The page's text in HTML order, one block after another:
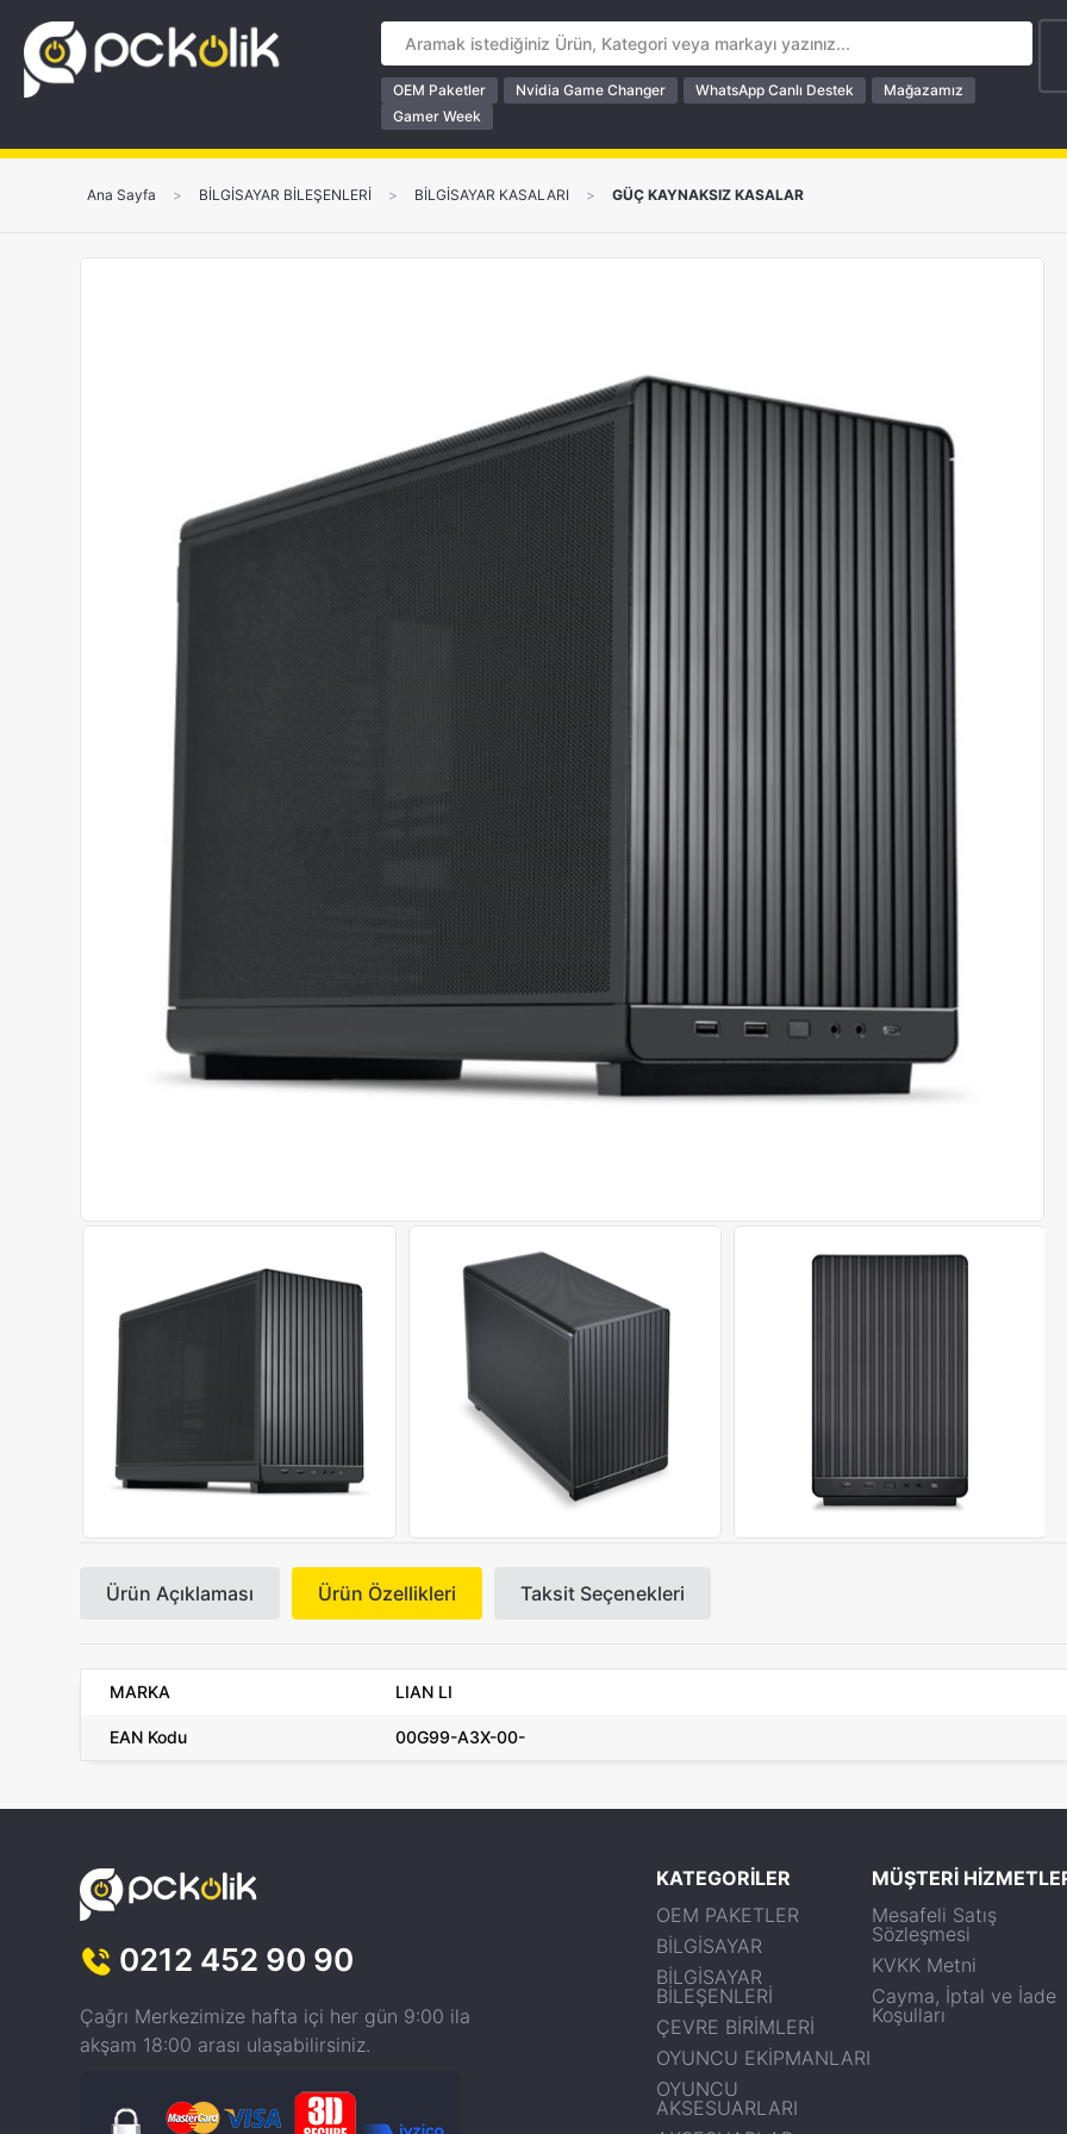
OEM Paketler Nvidia Game Changer WhatsApp Canlı Destek
Mağazamız
Gamer Week
Ana Sayfa > BİLGİSAYAR BİLEŞENLERİ > BİLGİSAYAR KASALARI > GÜÇ KAYNAKSIZ KASALAR
Ürün Açıklaması Ürün Özellikleri Taksit Seçenekleri
MARKA LIAN LI
EAN Kodu 00G99-A3X-00-
0212 452 90 90
Çağrı Merkezimize hafta içi her gün 9:00 ila
akşam 18:00 arası ulaşabilirsiniz.
KATEGORİLER
OEM PAKETLER
BİLGİSAYAR
BİLGİSAYAR
BİLEŞENLERİ
ÇEVRE BİRİMLERİ
OYUNCU EKİPMANLARI
OYUNCU
AKSESUARLARI
MÜŞTERİ
Mesafeli Satış
Sözleşmesi
KVKK Metni
Cayma, İptal ve İade
Koşulları